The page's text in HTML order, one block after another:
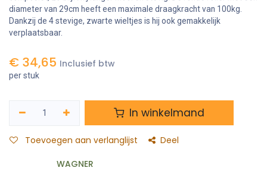
diameter van 29cm heeft een maximale draagkracht van 100kg.
Dankzij de 4 stevige, zwarte wieltjes is hij ook gemakkelijk
verplaatsbaar.
€ 34,65 Inclusief btw
per stuk
In winkelmand
Toevoegen aan verlanglijst Deel
WAGNER